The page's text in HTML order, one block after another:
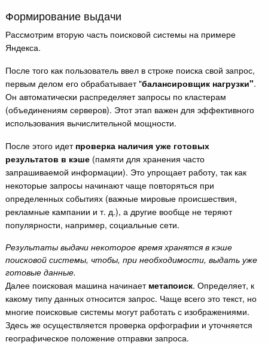
Формирование выдачи
Рассмотрим вторую часть поисковой системы на примере
Яндекса.
После того как пользователь ввел в строке поиска свой запрос,
первым делом его обрабатывает "балансировщик нагрузки".
Он автоматически распределяет запросы по кластерам
(объединениям серверов). Этот этап важен для эффективного
использования вычислительной мощности.
После этого идет проверка наличия уже готовых
результатов в кэше(памяти для хранения часто
запрашиваемой информации). Это упрощает работу, так как
некоторые запросы начинают чаще повторяться при
определенных событиях (важные мировые происшествия,
рекламные кампании и т. д.), а другие вообще не теряют
популярности, например, социальные сети.
Результаты выдачи некоторое время хранятся в кэше
поисковой системы, чтобы, при необходимости, выдать уже
готовые данные.
Далее поисковая машина начинает метапоиск. Определяет, к
какому типу данных относится запрос. Чаще всего это текст, но
многие поисковые системы могут работать с изображениями.
Здесь же осуществляется проверка орфографии и уточняется
географическое положение отправки запроса.